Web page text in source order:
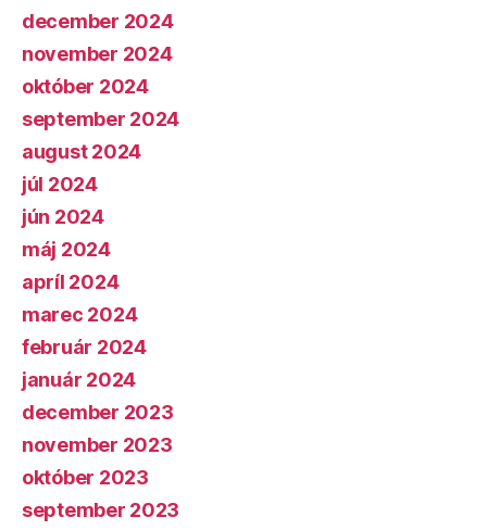
december 2024
november 2024
október 2024
september 2024
august 2024
júl 2024
jún 2024
máj 2024
apríl 2024
marec 2024
február 2024
január 2024
december 2023
november 2023
október 2023
september 2023